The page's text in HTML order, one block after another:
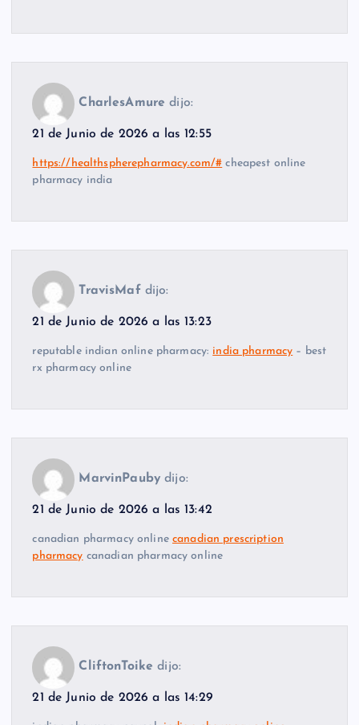
CharlesAmure dijo:
21 de Junio de 2026 a las 12:55
https://healthspherepharmacy.com/# cheapest online
pharmacy india
TravisMaf dijo:
21 de Junio de 2026 a las 13:23
reputable indian online pharmacy: india pharmacy – best
rx pharmacy online
MarvinPauby dijo:
21 de Junio de 2026 a las 13:42
canadian pharmacy online canadian prescription
pharmacy canadian pharmacy online
CliftonToike dijo:
21 de Junio de 2026 a las 14:29